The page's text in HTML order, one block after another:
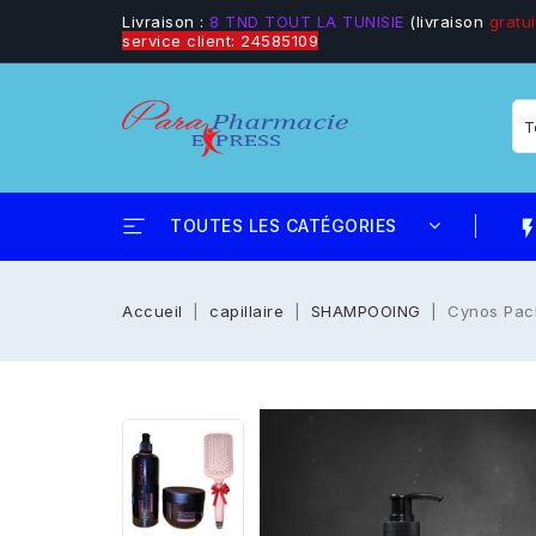
Livraison : 8 TND TOUT LA TUNISIE (livraison
service client: 24585109
TOUTES LES CATÉGORIES flash_on
Accueil capillaire SHAMPOOING Cynos